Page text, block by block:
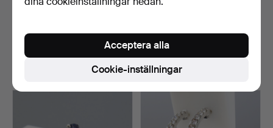
DIAMANTKLUSTERÖRSTI
20 bud
TURMALIN.
Klubbades 23 jul 2026
4 bud
41 USD
Cookie-inställningar
Acceptera alla